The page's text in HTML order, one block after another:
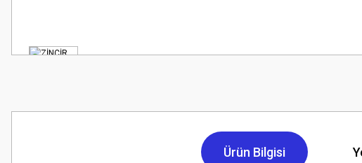
Ürün Bilgisi